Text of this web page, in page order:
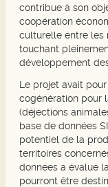
contribue à son
coopération
culturelle entre les
touchant
développement
Le projet avait
cogénération pour
(déjections
base de données
potentiel de la
territoires
données a évalué
pourront être